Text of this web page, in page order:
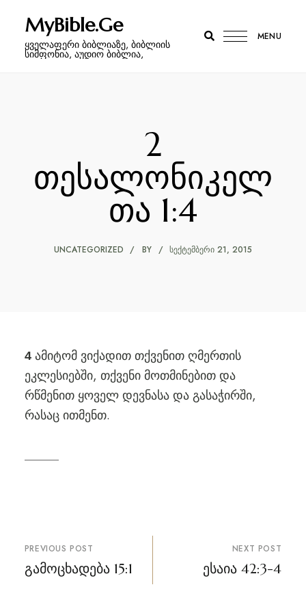
MyBible.Ge
ყველაფერი ბიბლიაზე, ბიბლიის
სიმფონია, აუდიო ბიბლია,
MENU
2
თესალონიკელ
თა 1:4
UNCATEGORIZED BY ᲡᲔᲥᲢᲔᲛᲑᲔᲠᲘ 21, 2015
4ამიტომ ვიქადით თქვენით ღმერთის
ეკლესიებში, თქვენი მოთმინებით და
რწმენით ყოველ დევნასა და გასაჭირში,
რასაც ითმენთ.
პოსტის
ნავიგაცია
PREVIOUS POST
გამოცხადება 15:1
NEXT POST
ესაია 42:3-4